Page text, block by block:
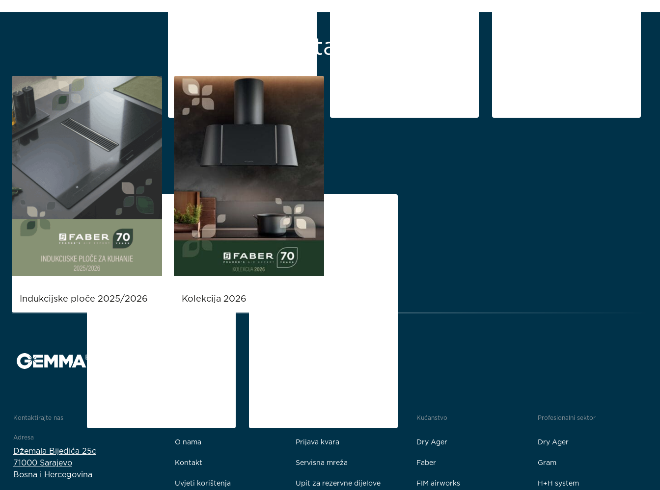
Katalozi
Indukcijske ploče 2025/2026 Kolekcija 2026
Kontaktirajte nas
Adresa
Džemala Bijedića 25c
71000 Sarajevo
Bosna i Hercegovina
O nama
Kontakt
Uvjeti korištenja
Prijava kvara
Servisna mreža
Upit za rezervne dijelove
Kućanstvo
Dry Ager
Faber
FIM airworks
Profesionalni sektor
Dry Ager
Gram
H+H system